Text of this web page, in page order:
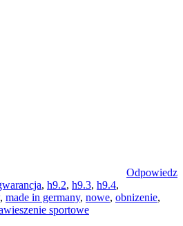
Odpowiedz
, h9.2, h9.3, h9.4,
, made in germany, nowe, obnizenie,
sportowe